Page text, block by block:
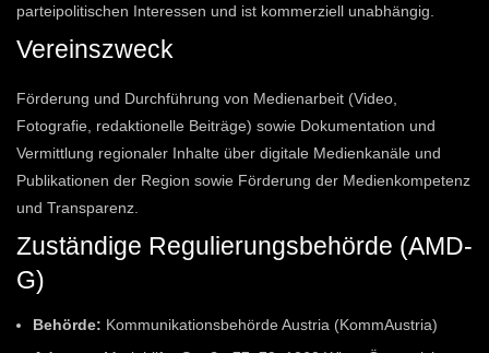
parteipolitischen Interessen und ist kommerziell unabhängig.
Vereinszweck
Förderung und Durchführung von Medienarbeit (Video,
Fotografie, redaktionelle Beiträge) sowie Dokumentation und
Vermittlung regionaler Inhalte über digitale Medienkanäle und
Publikationen der Region sowie Förderung der Medienkompetenz
und Transparenz.
Zuständige Regulierungsbehörde (AMD-
G)
Behörde: Kommunikationsbehörde Austria (KommAustria)